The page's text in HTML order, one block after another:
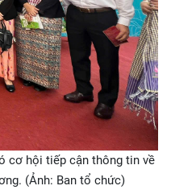
cơ hội tiếp cận thông tin về
(Ảnh: Ban tổ chức)